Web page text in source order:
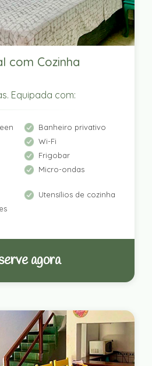
com Cozinha
Equipada com:
Banheiro privativo
Wi-Fi
Frigobar
Micro-ondas
Utensílios de cozinha
agora